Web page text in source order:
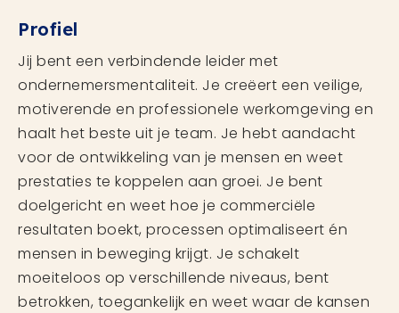
Profiel
Jij bent een verbindende leider met
ondernemersmentaliteit. Je creëert een veilige,
motiverende en professionele werkomgeving en
haalt het beste uit je team. Je hebt aandacht
voor de ontwikkeling van je mensen en weet
prestaties te koppelen aan groei. Je bent
doelgericht en weet hoe je commerciële
resultaten boekt, processen optimaliseert én
mensen in beweging krijgt. Je schakelt
moeiteloos op verschillende niveaus, bent
betrokken, toegankelijk en weet waar de kansen